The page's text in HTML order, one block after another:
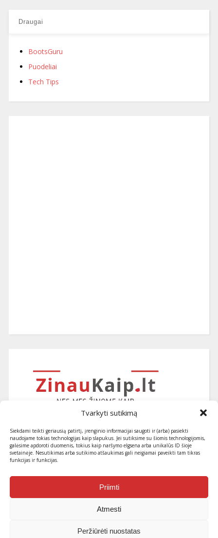
Tvarkyti sutikimą
Siekdami teikti geriausią patirtį, įrenginio informacijai saugoti ir (arba) pasiekti
naudojame tokias technologijas kaip slapukus. Jei sutiksime su šiomis technologijomis,
galėsime apdoroti duomenis, tokius kaip naršymo elgsena arba unikalūs ID šioje
svetainėje. Nesutikimas arba sutikimo atšaukimas gali neigiamai paveikti tam tikras
funkcijas ir funkcijas.
Priimti
Atmesti
Peržiūrėti nuostatas
Draugai
BootsGuru
Puodeliai
Tech Tips
Užsiprenumeruokite naujausius
straipsnius ir patarimus